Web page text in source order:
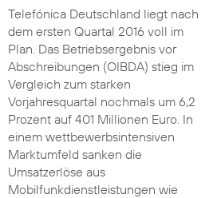
Telefónica Deutschland liegt nach
dem ersten Quartal 2016 voll im
Plan. Das Betriebsergebnis vor
Abschreibungen (OIBDA) stieg im
Vergleich zum starken
Vorjahresquartal nochmals um 6,2
Prozent auf 401 Millionen Euro. In
einem wettbewerbsintensiven
Marktumfeld sanken die
Umsatzerlöse aus
Mobilfunkdienstleistungen wie